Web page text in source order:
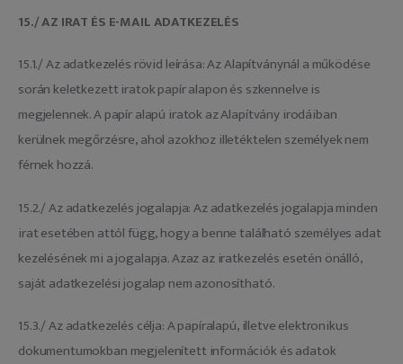
15./ AZ IRAT ÉS E-MAIL ADATKEZELÉS
15.1./ Az adatkezelés rövid leírása: Az Alapítványnál a működése
során keletkezett iratok papír alapon és szkennelve is
megjelennek. A papír alapú iratok az Alapítvány irodáiban
kerülnek megőrzésre, ahol azokhoz illetéktelen személyek nem
férnek hozzá.
15.2./ Az adatkezelés jogalapja: Az adatkezelés jogalapja minden
irat esetében attól függ, hogy a benne található személyes adat
kezelésének mi a jogalapja. Azaz az iratkezelés esetén önálló,
saját adatkezelési jogalap nem azonosítható.
15.3./ Az adatkezelés célja: A papíralapú, illetve elektronikus
dokumentumokban megjelenített információk és adatok